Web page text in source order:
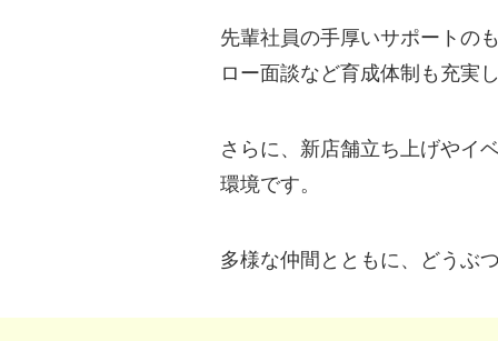
先輩社員の手厚いサポートの
ロー面談など育成体制も充実
さらに、新店舗立ち上げやイ
環境です。
多様な仲間とともに、どうぶ